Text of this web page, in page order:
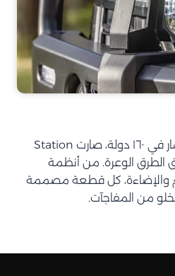
بأكثر من ٦٠ سنة خبرة وانتشار في ١٦٠ دولة، صارت Station
الطرق الوعرة. من أنظمة
والإضاءة، كل قطعة مصممة
من المفاجآت.